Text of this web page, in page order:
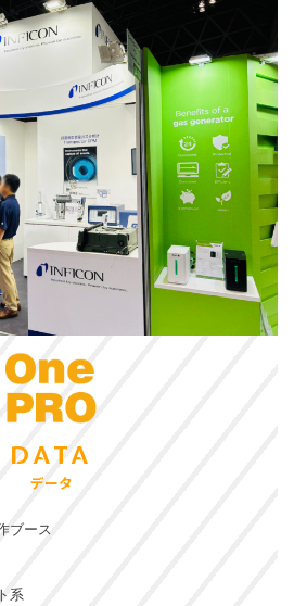
DATA
データ
ブース
系